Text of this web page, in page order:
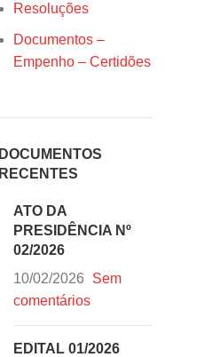
Resoluções
Documentos –
Empenho – Certidões
DOCUMENTOS
RECENTES
ATO DA
PRESIDÊNCIA Nº
02/2026
10/02/2026
Sem
comentários
EDITAL 01/2026